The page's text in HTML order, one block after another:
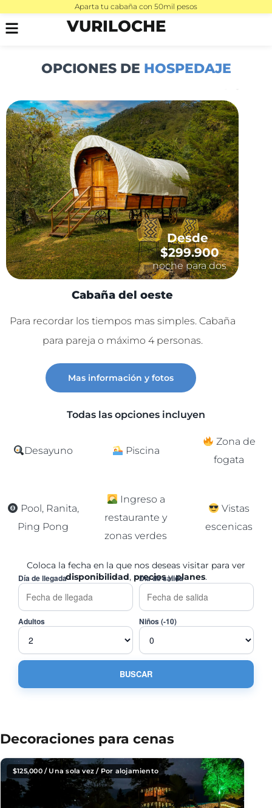
Aparta tu cabaña con 50mil pesos
VURILOCHE
OPCIONES DE HOSPEDAJE
Desde
$299.900
noche para dos
Cabaña del oeste
Para recordar los tiempos mas simples. Cabaña
para pareja o máximo 4 personas.
Mas información y fotos
Todas las opciones incluyen
Desayuno Piscina
Zona de
fogata
Pool, Ranita,
Ping Pong
Ingreso a
restaurante y
zonas verdes
Vistas
escenicas
Coloca la fecha en la que nos deseas visitar para ver
disponibilidad, preciosyplanes.
Día de llegada Día de salida
Adultos Niños (-10)
Decoraciones para cenas
$125,000/ Una sola vez / Por alojamiento